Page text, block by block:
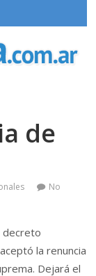
de
No
decreto
la renuncia
Dejará el